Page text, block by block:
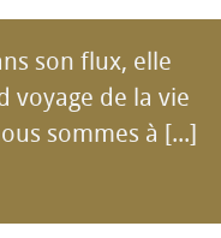
son flux, elle
voyage de la vie
sommes à [...]